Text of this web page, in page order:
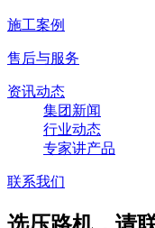
施工案例
售后与服务
资讯动态
集团新闻
行业动态
专家讲产品
联系我们